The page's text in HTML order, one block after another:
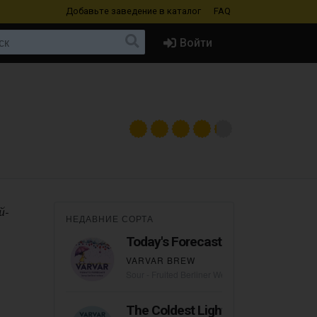
Добавьте заведение в каталог FAQ
Войти
НЕДАВНИЕ СОРТА
Today's Forecast
VARVAR BREW
The Coldest Light